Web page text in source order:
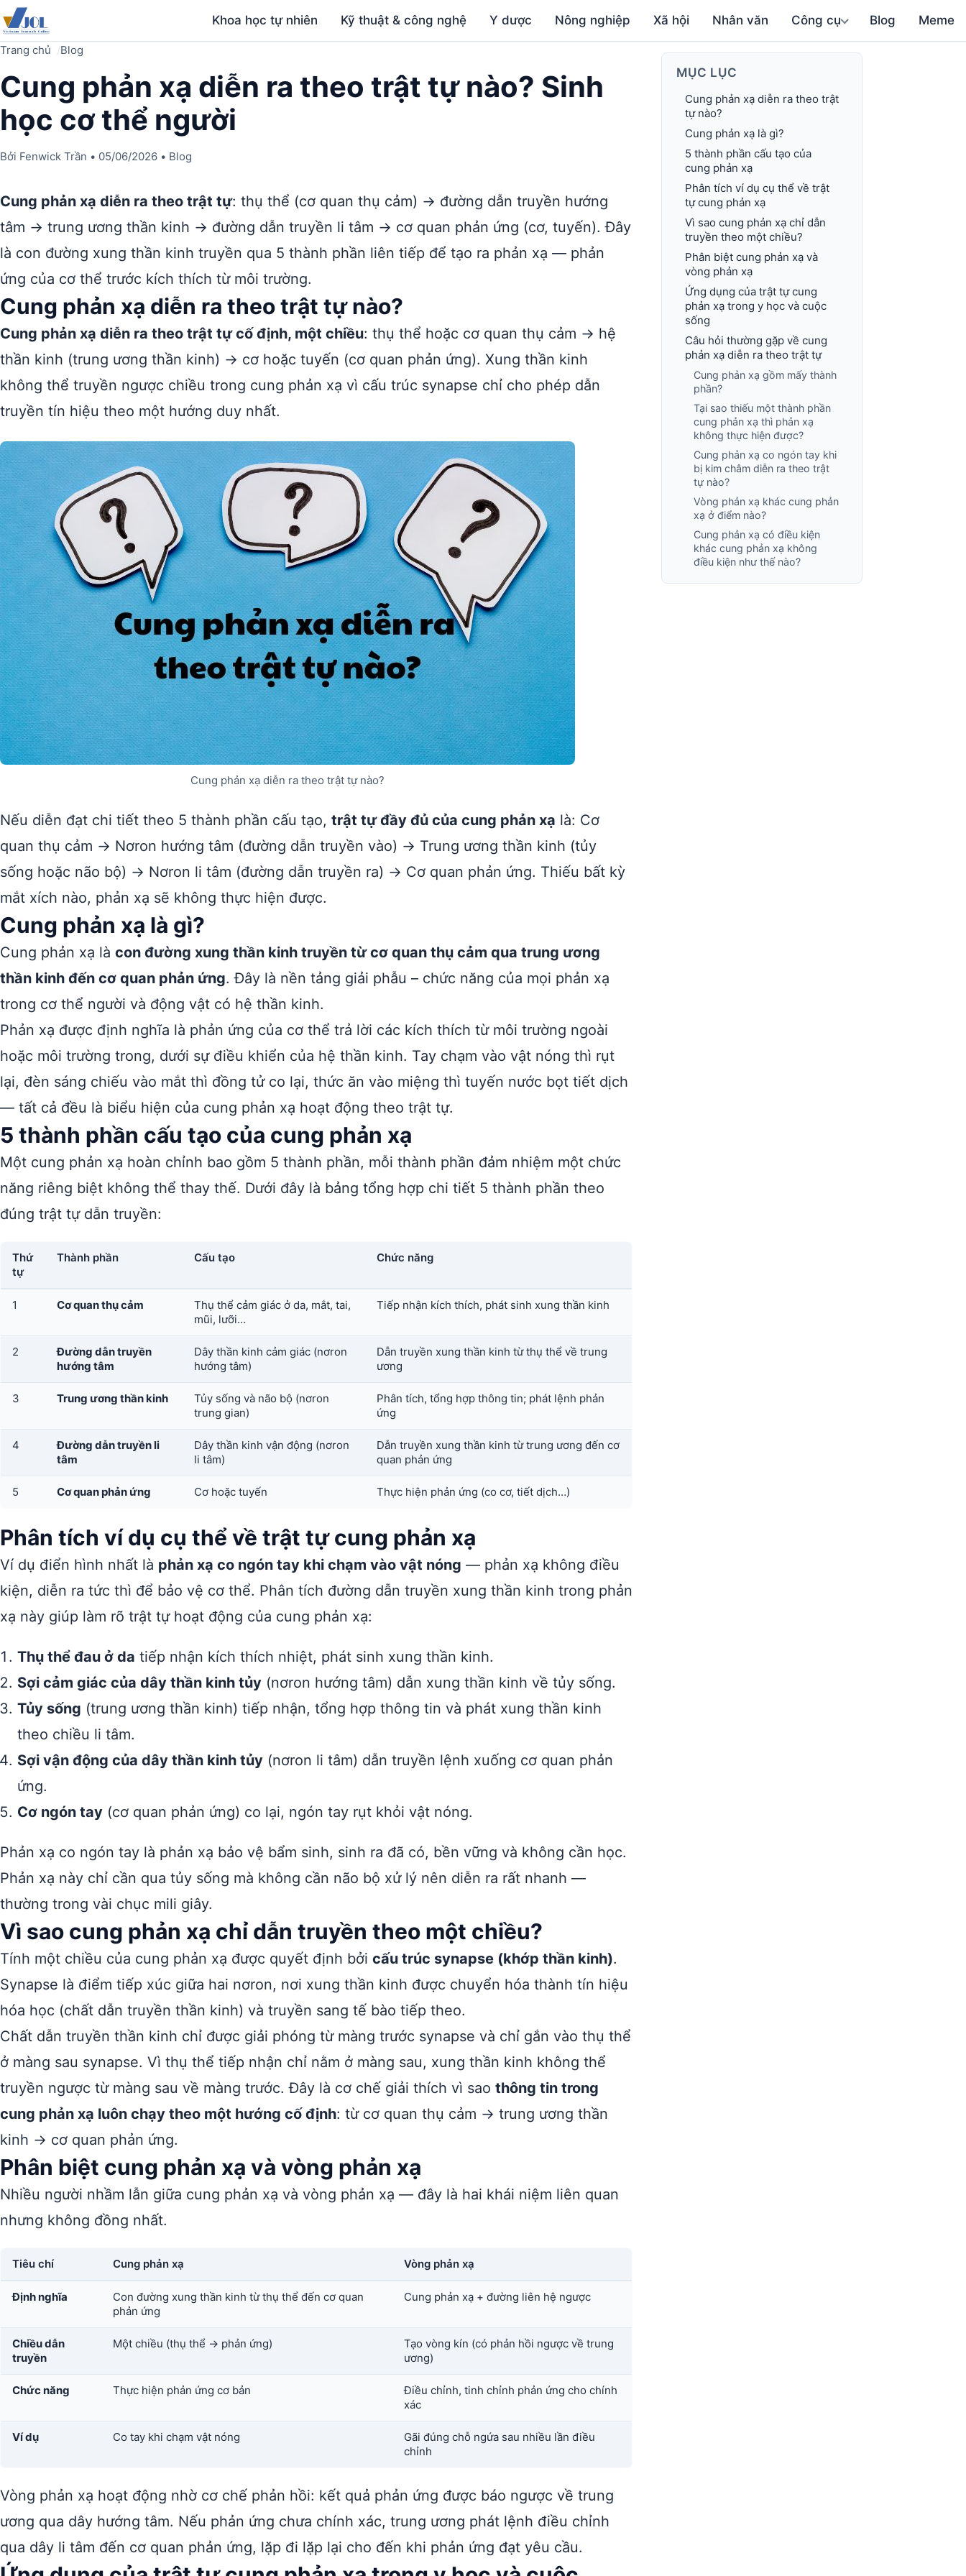
Khoa học tự nhiên Kỹ thuật & công nghệ Y dược Nông nghiệp Xã hội Nhân văn Công cụ Blog Meme
Trang chủ Blog
Cung phản xạ diễn ra theo trật tự nào? Sinh
học cơ thể người
Bởi Fenwick Trần • 05/06/2026 • Blog
Cung phản xạ diễn ra theo trật tự: thụ thể (cơ quan thụ cảm) → đường dẫn truyền hướng
tâm → trung ương thần kinh → đường dẫn truyền li tâm → cơ quan phản ứng (cơ, tuyến). Đây
là con đường xung thần kinh truyền qua 5 thành phần liên tiếp để tạo ra phản xạ — phản
ứng của cơ thể trước kích thích từ môi trường.
Cung phản xạ diễn ra theo trật tự nào?
Cung phản xạ diễn ra theo trật tự cố định, một chiều: thụ thể hoặc cơ quan thụ cảm → hệ
thần kinh (trung ương thần kinh) → cơ hoặc tuyến (cơ quan phản ứng). Xung thần kinh
không thể truyền ngược chiều trong cung phản xạ vì cấu trúc synapse chỉ cho phép dẫn
truyền tín hiệu theo một hướng duy nhất.
Cung phản xạ diễn ra theo trật tự nào?
Nếu diễn đạt chi tiết theo 5 thành phần cấu tạo, trật tự đầy đủ của cung phản xạ là: Cơ
quan thụ cảm → Nơron hướng tâm (đường dẫn truyền vào) → Trung ương thần kinh (tủy
sống hoặc não bộ) → Nơron li tâm (đường dẫn truyền ra) → Cơ quan phản ứng. Thiếu bất kỳ
mắt xích nào, phản xạ sẽ không thực hiện được.
Cung phản xạ là gì?
Cung phản xạ là con đường xung thần kinh truyền từ cơ quan thụ cảm qua trung ương
thần kinh đến cơ quan phản ứng. Đây là nền tảng giải phẫu – chức năng của mọi phản xạ
trong cơ thể người và động vật có hệ thần kinh.
Phản xạ được định nghĩa là phản ứng của cơ thể trả lời các kích thích từ môi trường ngoài
hoặc môi trường trong, dưới sự điều khiển của hệ thần kinh. Tay chạm vào vật nóng thì rụt
lại, đèn sáng chiếu vào mắt thì đồng tử co lại, thức ăn vào miệng thì tuyến nước bọt tiết dịch
— tất cả đều là biểu hiện của cung phản xạ hoạt động theo trật tự.
5 thành phần cấu tạo của cung phản xạ
Một cung phản xạ hoàn chỉnh bao gồm 5 thành phần, mỗi thành phần đảm nhiệm một chức
năng riêng biệt không thể thay thế. Dưới đây là bảng tổng hợp chi tiết 5 thành phần theo
đúng trật tự dẫn truyền:
Thứ
tự
Thành phần Cấu tạo Chức năng
1 Cơ quan thụ cảm
Thụ thể cảm giác ở da, mắt, tai,
mũi, lưỡi…
Tiếp nhận kích thích, phát sinh xung thần kinh
2
Đường dẫn truyền
hướng tâm
Dây thần kinh cảm giác (nơron
hướng tâm)
Dẫn truyền xung thần kinh từ thụ thể về trung
ương
3 Trung ương thần kinh
Tủy sống và não bộ (nơron
trung gian)
Phân tích, tổng hợp thông tin; phát lệnh phản
ứng
4
Đường dẫn truyền li
tâm
Dây thần kinh vận động (nơron
li tâm)
Dẫn truyền xung thần kinh từ trung ương đến cơ
quan phản ứng
5 Cơ quan phản ứng Cơ hoặc tuyến Thực hiện phản ứng (co cơ, tiết dịch…)
Phân tích ví dụ cụ thể về trật tự cung phản xạ
Ví dụ điển hình nhất là phản xạ co ngón tay khi chạm vào vật nóng — phản xạ không điều
kiện, diễn ra tức thì để bảo vệ cơ thể. Phân tích đường dẫn truyền xung thần kinh trong phản
xạ này giúp làm rõ trật tự hoạt động của cung phản xạ:
Thụ thể đau ở da tiếp nhận kích thích nhiệt, phát sinh xung thần kinh.
Sợi cảm giác của dây thần kinh tủy (nơron hướng tâm) dẫn xung thần kinh về tủy sống.
Tủy sống (trung ương thần kinh) tiếp nhận, tổng hợp thông tin và phát xung thần kinh
theo chiều li tâm.
Sợi vận động của dây thần kinh tủy (nơron li tâm) dẫn truyền lệnh xuống cơ quan phản
ứng.
Cơ ngón tay (cơ quan phản ứng) co lại, ngón tay rụt khỏi vật nóng.
Phản xạ co ngón tay là phản xạ bảo vệ bẩm sinh, sinh ra đã có, bền vững và không cần học.
Phản xạ này chỉ cần qua tủy sống mà không cần não bộ xử lý nên diễn ra rất nhanh —
thường trong vài chục mili giây.
Vì sao cung phản xạ chỉ dẫn truyền theo một chiều?
Tính một chiều của cung phản xạ được quyết định bởi cấu trúc synapse (khớp thần kinh).
Synapse là điểm tiếp xúc giữa hai nơron, nơi xung thần kinh được chuyển hóa thành tín hiệu
hóa học (chất dẫn truyền thần kinh) và truyền sang tế bào tiếp theo.
Chất dẫn truyền thần kinh chỉ được giải phóng từ màng trước synapse và chỉ gắn vào thụ thể
ở màng sau synapse. Vì thụ thể tiếp nhận chỉ nằm ở màng sau, xung thần kinh không thể
truyền ngược từ màng sau về màng trước. Đây là cơ chế giải thích vì sao thông tin trong
cung phản xạ luôn chạy theo một hướng cố định: từ cơ quan thụ cảm → trung ương thần
kinh → cơ quan phản ứng.
Phân biệt cung phản xạ và vòng phản xạ
Nhiều người nhầm lẫn giữa cung phản xạ và vòng phản xạ — đây là hai khái niệm liên quan
nhưng không đồng nhất.
Tiêu chí Cung phản xạ Vòng phản xạ
Định nghĩa
Con đường xung thần kinh từ thụ thể đến cơ quan
phản ứng
Cung phản xạ + đường liên hệ ngược
Chiều dẫn
truyền
Một chiều (thụ thể → phản ứng)
Tạo vòng kín (có phản hồi ngược về trung
ương)
Chức năng Thực hiện phản ứng cơ bản
Điều chỉnh, tinh chỉnh phản ứng cho chính
xác
Ví dụ Co tay khi chạm vật nóng
Gãi đúng chỗ ngứa sau nhiều lần điều
chỉnh
Vòng phản xạ hoạt động nhờ cơ chế phản hồi: kết quả phản ứng được báo ngược về trung
ương qua dây hướng tâm. Nếu phản ứng chưa chính xác, trung ương phát lệnh điều chỉnh
qua dây li tâm đến cơ quan phản ứng, lặp đi lặp lại cho đến khi phản ứng đạt yêu cầu.
MỤC LỤC
Cung phản xạ diễn ra theo trật
tự nào?
Cung phản xạ là gì?
5 thành phần cấu tạo của
cung phản xạ
Phân tích ví dụ cụ thể về trật
tự cung phản xạ
Vì sao cung phản xạ chỉ dẫn
truyền theo một chiều?
Phân biệt cung phản xạ và
vòng phản xạ
Ứng dụng của trật tự cung
phản xạ trong y học và cuộc
sống
Câu hỏi thường gặp về cung
phản xạ diễn ra theo trật tự
Cung phản xạ gồm mấy thành
phần?
Tại sao thiếu một thành phần
cung phản xạ thì phản xạ
không thực hiện được?
Cung phản xạ co ngón tay khi
bị kim châm diễn ra theo trật
tự nào?
Vòng phản xạ khác cung phản
xạ ở điểm nào?
Cung phản xạ có điều kiện
khác cung phản xạ không
điều kiện như thế nào?